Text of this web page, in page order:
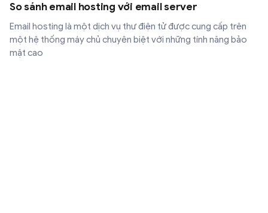
So sánh email hosting với email server
Email hosting là một dịch vụ thư điện tử được cung cấp trên
một hệ thống máy chủ chuyên biệt với những tính năng bảo
mật cao